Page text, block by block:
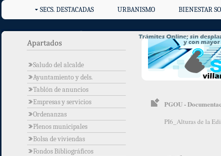
SECS. DESTACADAS URBANISMO BIENESTAR
Saludo del alcalde
Ayuntamiento y dels.
Tablón de anuncios
Empresas y servicios
Ordenanzas
Plenos municipales
Bolsa de viviendas
Fondos Bibliográficos
PGOU -
PI6_Alturas de la